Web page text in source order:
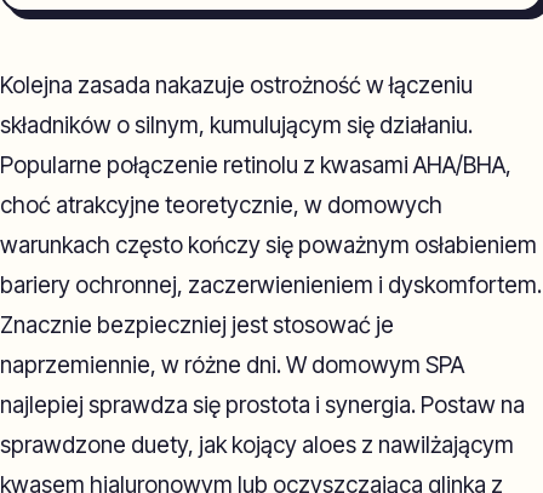
Kolejna zasada nakazuje ostrożność w łączeniu
składników o silnym, kumulującym się działaniu.
Popularne połączenie retinolu z kwasami AHA/BHA,
choć atrakcyjne teoretycznie, w domowych
warunkach często kończy się poważnym osłabieniem
bariery ochronnej, zaczerwienieniem i dyskomfortem.
Znacznie bezpieczniej jest stosować je
naprzemiennie, w różne dni. W domowym SPA
najlepiej sprawdza się prostota i synergia. Postaw na
sprawdzone duety, jak kojący aloes z nawilżającym
kwasem hialuronowym lub oczyszczająca glinka z